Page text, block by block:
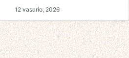
12 vasario, 2026